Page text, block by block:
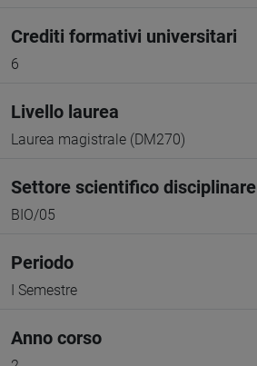
Crediti formativi universitari
6
Livello laurea
Laurea magistrale (DM270)
Settore scientifico disciplinare
BIO/05
Periodo
I Semestre
Anno corso